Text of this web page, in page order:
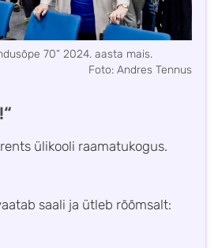
70“ 2024. aasta mais.
Foto: Andres Tennus
ülikooli raamatukogus.
saali ja ütleb rõõmsalt: